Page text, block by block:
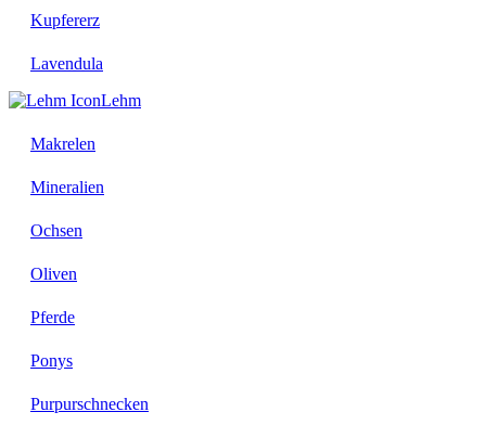
Kupfererz
Lavendula
Lehm
Makrelen
Mineralien
Ochsen
Oliven
Pferde
Ponys
Purpurschnecken